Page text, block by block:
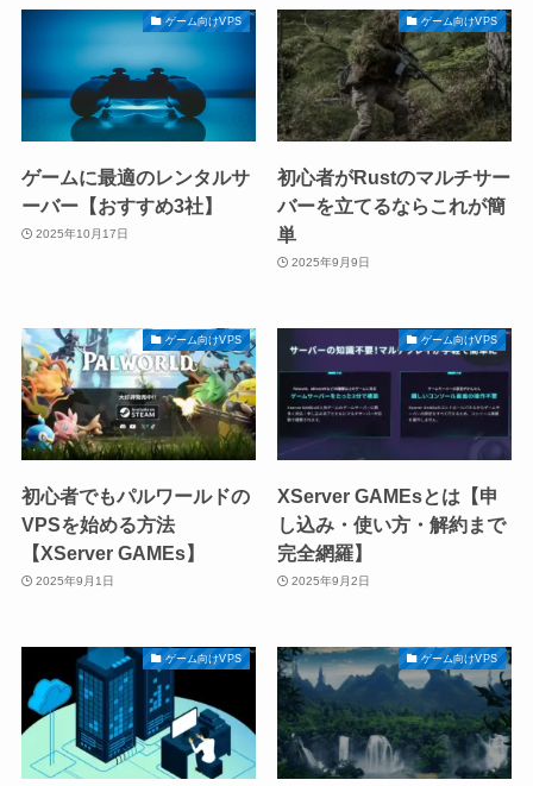
ゲーム向けVPS
ゲームに最適のレンタルサ
ーバー【おすすめ3社】
2025年10月17日
ゲーム向けVPS
初心者がRustのマルチサー
バーを立てるならこれが簡
単
2025年9月9日
ゲーム向けVPS
初心者でもパルワールドの
VPSを始める方法
【XServer GAMEs】
2025年9月1日
ゲーム向けVPS
XServer GAMEsとは【申
し込み・使い方・解約まで
完全網羅】
2025年9月2日
ゲーム向けVPS ゲーム向けVPS